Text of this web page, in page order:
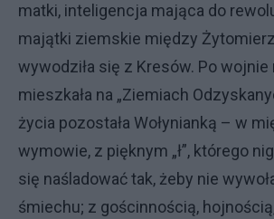
matki, inteligencja mająca do
majątki ziemskie między
wywodziła się z Kresów. Po wojnie
mieszkała na „Ziemiach
życia pozostała Wołynianką – w
wymowie, z pięknym „ł”, którego
się naśladować tak, żeby nie
śmiechu; z gościnnością,